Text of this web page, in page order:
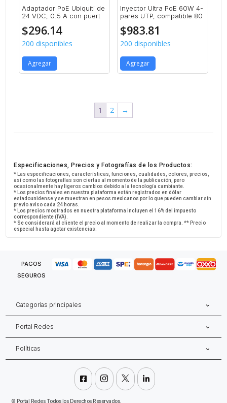
Adaptador PoE Ubiquiti de
24 VDC, 0.5 A con puert
$296.14
200 disponibles
Agregar
Inyector Ultra PoE 60W 4-
pares UTP, compatible 80
$983.81
200 disponibles
Agregar
1 2 →
Especificaciones, Precios y Fotografías de los Productos:
* Las especificaciones, características, funciones, cualidades, colores, precios,
así como las fotografías son ciertas al momento de la publicación, pero
ocasionalmente hay ligeros cambios debido a la tecnología cambiante.
* Los precios finales en nuestra plataforma están registrados en dólar
estadounidense y se muestran en pesos mexicanos por lo que pueden cambiar sin
previo aviso cada 24 horas.
* Los precios mostrados en nuestra plataforma incluyen el 16% del impuesto
correspondiente (IVA).
* Se considerará al cliente el precio al momento de realizar la compra. ** Precio
especial hasta agotar existencias.
PAGOS
SEGUROS
Categorías principales
Portal Redes
Políticas
   
© Portal Redes Todos los Derechos Reservados.